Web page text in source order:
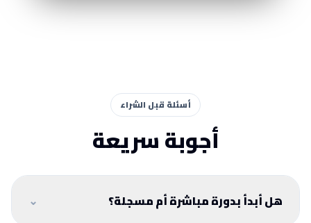
أسئلة قبل الشراء
أجوبة سريعة
هل أبدأ بدورة مباشرة أم مسجلة؟
⌄